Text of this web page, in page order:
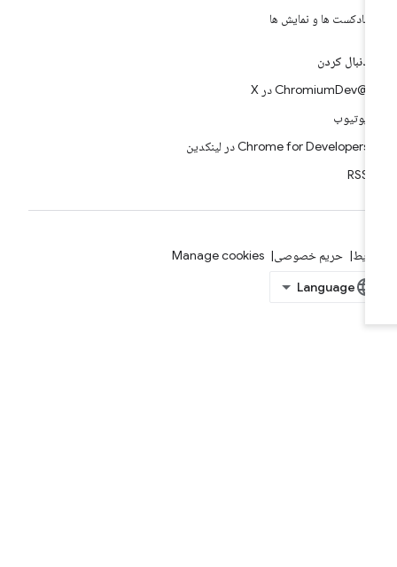
پادکست ها و نمایش ها
دنبال کردن
یوتیوب
Chrome for Developers در لینکدین
حریم خصوصی Manage cookies